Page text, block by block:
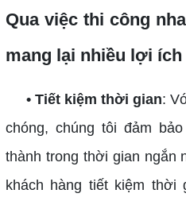
Qua việc thi công
mang lại nhiều lợi
• Tiết kiệm thời gian:
chóng, chúng tôi đảm
thành trong thời gian ngắn
khách hàng tiết kiệm thời